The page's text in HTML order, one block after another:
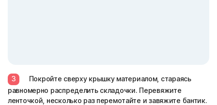
3
Покройте сверху крышку материалом, стараясь
равномерно распределить складочки. Перевяжите
ленточкой, несколько раз перемотайте и завяжите бантик.